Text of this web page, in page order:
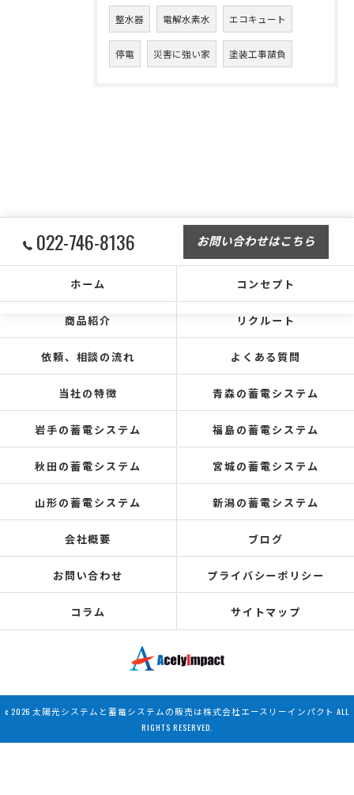
整水器 電解水素水 エコキュート
停電 災害に強い家 塗装工事請負
022-746-8136 お問い合わせはこちら
ホーム コンセプト
商品紹介 リクルート
依頼、相談の流れ よくある質問
当社の特徴 青森の蓄電システム
岩手の蓄電システム 福島の蓄電システム
秋田の蓄電システム 宮城の蓄電システム
山形の蓄電システム 新潟の蓄電システム
会社概要 ブログ
お問い合わせ プライバシーポリシー
コラム サイトマップ
c 2026 太陽光システムと蓄電システムの販売は株式会社エースリーインパクト ALL
RIGHTS RESERVED.